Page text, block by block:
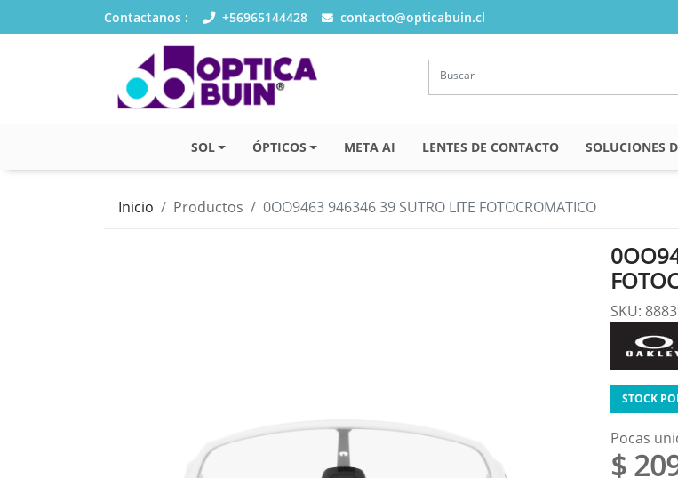
Contactanos : +56965144428 contacto@opticabuin.cl
SOL ÓPTICOS META AI LENTES DE CONTACTO SOLUCIONES
Inicio Productos 0OO9463 946346 39 SUTRO LITE FOTOCROMATICO
SKU:
STOCK
Pocas
$